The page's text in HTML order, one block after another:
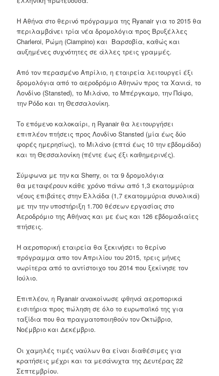
Η Αθήνα στο θερινό πρόγραμμα της Ryanairγια το 2015 θα
περιλαμβάνει τρία νέα δρομολόγια προς Βρυξέλλες
Charleroi, Ρώμη (Ciampino) και Βαρσοβία,καθώς και
αυξημένες συχνότητες σε άλλες τρεις γραμμές.
Από τον περασμένο Απρίλιο, η εταιρεία λειτουργεί έξι
δρομολόγια από το αεροδρόμιο Αθηνών προς τα Χανιά, το
Λονδίνο (Stansted), το Μιλάνο, το Μπέργκαμο, τηνΠάφο,
την Ρόδο και τη Θεσσαλονίκη.
Το επόμενο καλοκαίρι, η Ryanair θα λειτουργήσει
επιπλέον πτήσεις προς Λονδίνο Stansted (μία έως δύο
φορές ημερησίως), το Μιλάνο (επτά έως 10 την εβδομάδα)
και τη Θεσσαλονίκη (πέντε έως έξι καθημερινές).
Σύμφωνα με την κα Sherry,οι τα 9 δρομολόγια
θα μεταφέρουν κάθε χρόνο πάνω από 1,3 εκατομμύρια
νέους επιβάτες στην Ελλάδα (1,7 εκατομμύρια συνολικά)
με την την υποστήριξη 1.700 θέσεων εργασίας στο
Αεροδρόμιο της Αθήνας και με έως και 126 εβδομαδιαίες
πτήσεις.
Η αεροπορική εταιρεία θα ξεκινήσει το θερίνο
πρόγραμμα απο τονΑπριλίου του 2015, τρεις μήνες
νωρίτερα από το αντίστοιχο του 2014 που ξεκίνησε τον
Ιούλιο.
Επιπλέον, η Ryanair ανακοίνωσε φθηνά αεροπορικά
εισιτήριαπρος πώληση σε όλο το ευρωπαϊκό της για
ταξίδια που θα πραγματοποιηθούν τον Οκτώβριο,
Νοέμβριο και Δεκέμβριο.
Οι χαμηλές τιμές ναύλων θα είναι διαθέσιμες για
κρατήσεις μέχρι και τα μεσάνυχτα της Δευτέρας 22
Σεπτεμβρίου.